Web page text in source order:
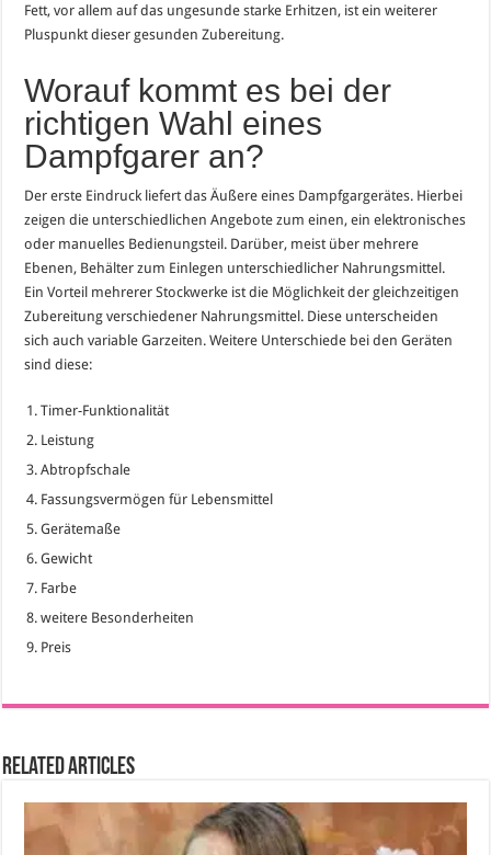
Fett, vor allem auf das ungesunde starke Erhitzen, ist ein weiterer
Pluspunkt dieser gesunden Zubereitung.
Worauf kommt es bei der
richtigen Wahl eines
Dampfgarer an?
Der erste Eindruck liefert das Äußere eines Dampfgargerätes. Hierbei
zeigen die unterschiedlichen Angebote zum einen, ein elektronisches
oder manuelles Bedienungsteil. Darüber, meist über mehrere
Ebenen, Behälter zum Einlegen unterschiedlicher Nahrungsmittel.
Ein Vorteil mehrerer Stockwerke ist die Möglichkeit der gleichzeitigen
Zubereitung verschiedener Nahrungsmittel. Diese unterscheiden
sich auch variable Garzeiten. Weitere Unterschiede bei den Geräten
sind diese:
Timer-Funktionalität
Leistung
Abtropfschale
Fassungsvermögen für Lebensmittel
Gerätemaße
Gewicht
Farbe
weitere Besonderheiten
Preis
Related Articles